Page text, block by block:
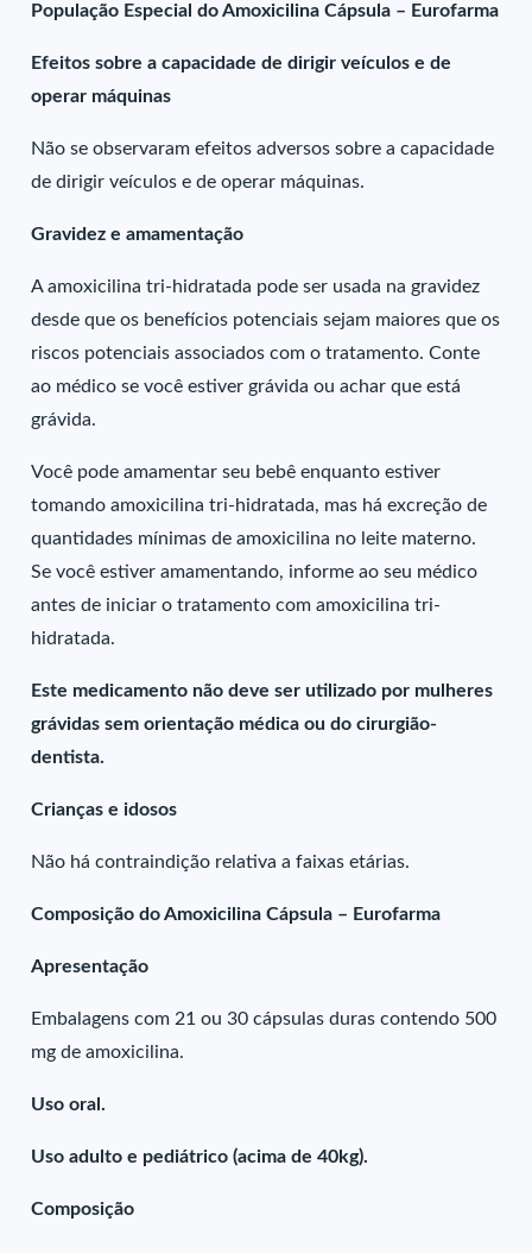
População Especial do Amoxicilina Cápsula – Eurofarma
Efeitos sobre a capacidade de dirigir veículos e de
operar máquinas
Não se observaram efeitos adversos sobre a capacidade
de dirigir veículos e de operar máquinas.
Gravidez e amamentação
A amoxicilina tri-hidratada pode ser usada na gravidez
desde que os benefícios potenciais sejam maiores que os
riscos potenciais associados com o tratamento. Conte
ao médico se você estiver grávida ou achar que está
grávida.
Você pode amamentar seu bebê enquanto estiver
tomando amoxicilina tri-hidratada, mas há excreção de
quantidades mínimas de amoxicilina no leite materno.
Se você estiver amamentando, informe ao seu médico
antes de iniciar o tratamento com amoxicilina tri-
hidratada.
Este medicamento não deve ser utilizado por mulheres
grávidas sem orientação médica ou do cirurgião-
dentista.
Crianças e idosos
Não há contraindição relativa a faixas etárias.
Composição do Amoxicilina Cápsula – Eurofarma
Apresentação
Embalagens com 21 ou 30 cápsulas duras contendo 500
mg de amoxicilina.
Uso oral.
Uso adulto e pediátrico (acima de 40kg).
Composição